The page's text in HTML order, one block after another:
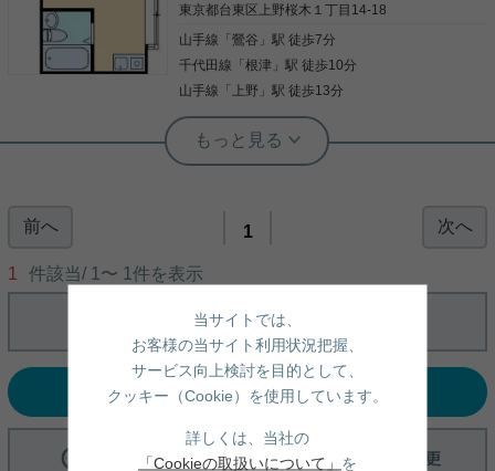
東京都台東区上野桜木１丁目14-18
山手線 「鶯谷 」駅 徒歩7分
千代田線 「根津 」駅 徒歩10分
山手線 「 上野 」駅 徒歩13分
実用春日ホーム 小石川店 スタッフ上田
★法人、学生、海外の可も歓迎★生活
★上野・谷根千エリアで一人暮らしを始めたい方に
す。 3駅利用可能で通勤・通学に便利な立地で
す！！ インターネット無料で月々の費用も節約でき
く、学生・法人契約・外国籍の方まで幅広くご相談
いただけるお部屋です。 事務所利用もご相談可能な
ので、住居としてはもちろん、仕事やセカンドルー
ムなど幅広い用途でご検討いただけるおすすめの一
室です。
前へ 1 次へ
1 件該当/ 1 〜 1 件を表示
選択中の条件でお問い合わせ
当サイトでは、
お客様の当サイト利用状況把握、
サービス向上検討を目的として、
クッキー（Cookie）を使用しています。
詳しくは、当社の
「Cookieの取扱いについて」 を